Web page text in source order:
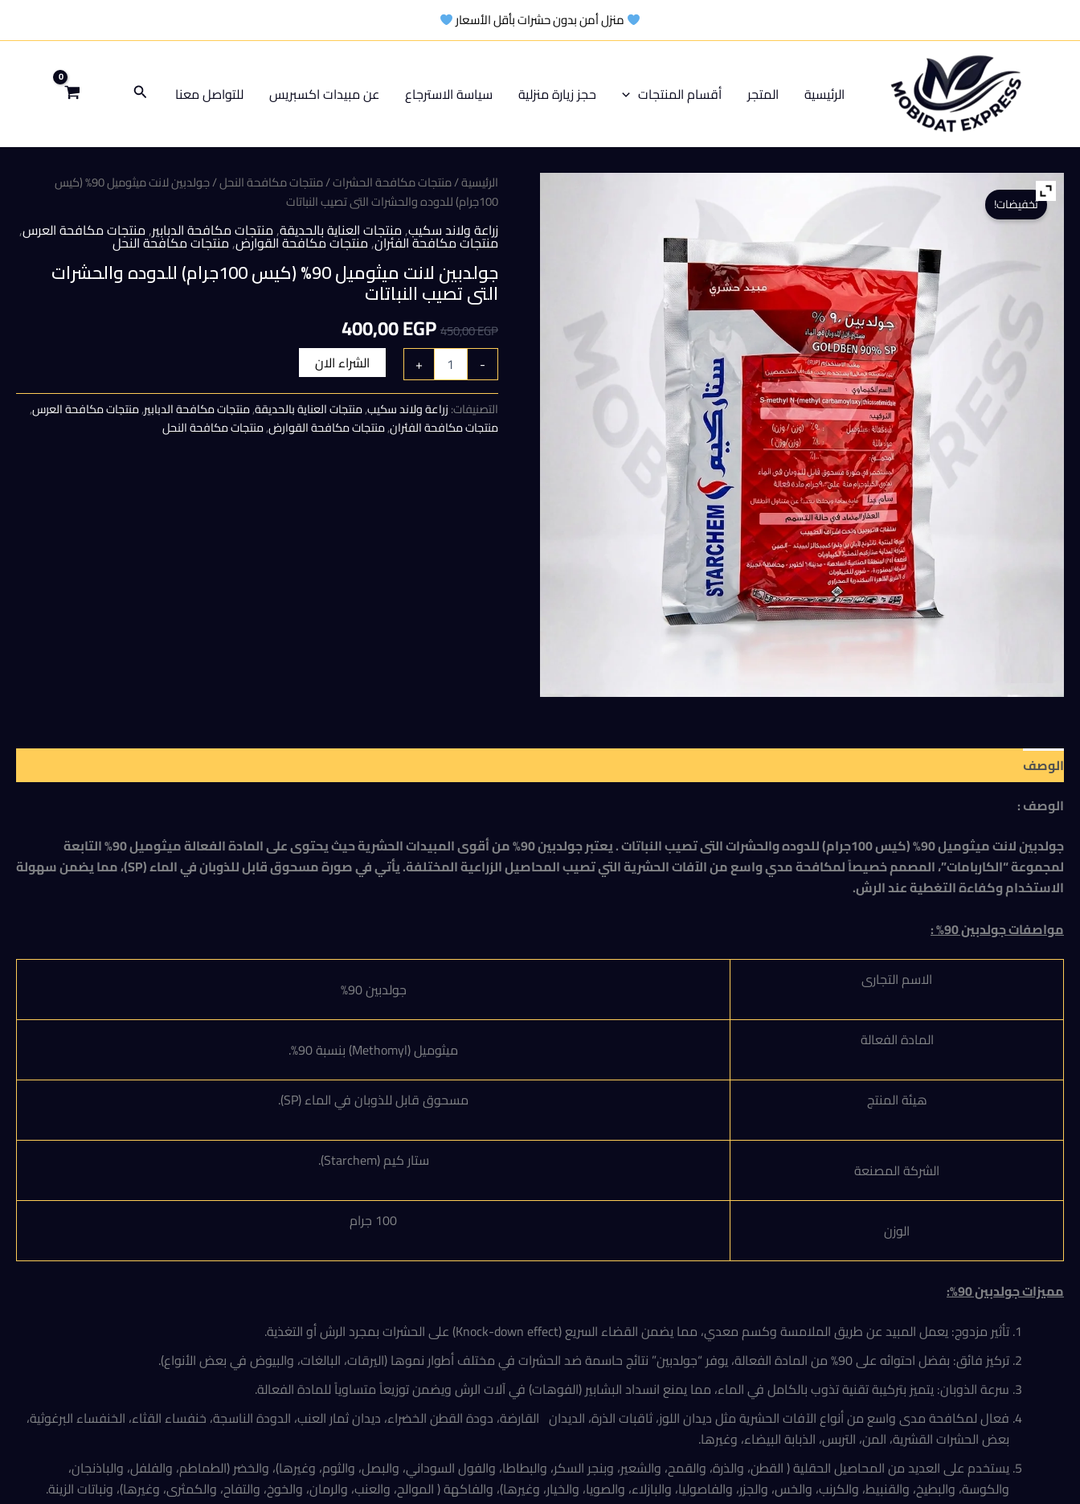
منزل أمن بدون حشرات بأقل الأسعار
الرئيسية المتجر أقسام المنتجات حجز زيارة منزلية سياسة الاسترجاع عن مبيدات اكسبريس للتواصل معنا البحث
تخفيضات!
الرئيسية/منتجات مكافحة الحشرات/منتجات مكافحة النحل
/ جولدبين لانت ميثوميل 90% (كيس
100جرام) للدوده والحشرات التى تصيب النباتات
زراعة ولاند سكيب,منتجات العناية بالحديقة,منتجات مكافحة الدبابير,منتجات مكافحة العرس,
منتجات مكافحة الفئران,منتجات مكافحة القوارض,منتجات مكافحة النحل
جولدبين لانت ميثوميل 90% (كيس 100جرام) للدوده والحشرات
التى تصيب النباتات
450,00EGP
السعر
الأصلي
هو:
450,00 EGP.
400,00EGP
السعر
الحالي
هو:
400,00 EGP.
-
+ الشراء الان
التصنيفات:زراعة ولاند سكيب,منتجات العناية بالحديقة,منتجات مكافحة الدبابير,منتجات مكافحة العرس,
منتجات مكافحة الفئران,منتجات مكافحة القوارض,منتجات مكافحة النحل
الوصف
الوصف :
جولدبين لانت ميثوميل 90% (كيس 100جرام) للدوده والحشرات التى تصيب النباتات . يعتبر جولدبين 90% من أقوى المبيدات الحشرية حيث يحتوى على المادة الفعالة ميثوميل 90% التابعة
لمجموعة “الكاربامات”، المصمم خصيصاً لمكافحة مدي واسع من الآفات الحشرية التي تصيب المحاصيل الزراعية المختلفة. يأتي في صورة مسحوق قابل للذوبان في الماء (SP)، مما يضمن سهولة
الاستخدام وكفاءة التغطية عند الرش.
مواصفات جولدبين 90% :
الاسم التجارى جولدبين 90%
المادة الفعالة ميثوميل (Methomyl) بنسبة 90%.
هيئة المنتج مسحوق قابل للذوبان في الماء (SP).
الشركة المصنعة ستار كيم (Starchem).
الوزن 100 جرام
مميزات جولدبين 90 %:
تأثير مزدوج: يعمل المبيد عن طريق الملامسة وكسم معدي، مما يضمن القضاء السريع (Knock-down effect) على الحشرات بمجرد الرش أو التغذية.
​تركيز فائق: بفضل احتوائه على 90% من المادة الفعالة، يوفر “جولدبين” نتائج حاسمة ضد الحشرات في مختلف أطوار نموها (اليرقات، البالغات، والبيوض في بعض الأنواع).
سرعة الذوبان: يتميز بتركيبة تقنية تذوب بالكامل في الماء، مما يمنع انسداد البشابير (الفوهات) في آلات الرش ويضمن توزيعاً متساوياً للمادة الفعالة.
فعال لمكافحة مدى واسع من أنواع الآفات الحشرية مثل ديدان اللوز، ثاقبات الذرة، الديدان القارضة، دودة القطن الخضراء، ديدان ثمار العنب، الدودة الناسجة، خنفساء القثاء، الخنفساء البرغوثية،
بعض الحشرات القشرية، المن، التربس، الذبابة البيضاء، وغيرها.
يستخدم على العديد من المحاصيل الحقلية ( القطن، والذرة، والقمح، والشعير، وبنجر السكر، والبطاطا، والفول السوداني، والبصل، والثوم، وغيرها)، والخضر (الطماطم، والفلفل، والباذنجان،
والكوسة، والبطيخ، والقنبيط، والكرنب، والخس، والجزر، والفاصوليا، والبازلاء، والصويا، والخيار، وغيرها)، والفاكهة ( الموالح، والعنب، والرمان، والخوخ، والتفاح، والكمثرى، وغيرها)، ونباتات الزينة.